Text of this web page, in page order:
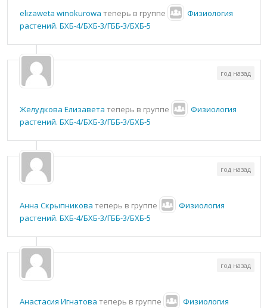
elizaweta winokurowa теперь в группе
Физиология
растений. БХБ-4/БХБ-3/ГББ-3/БХБ-5
Желудкова Елизавета теперь в группе
Физиология
растений. БХБ-4/БХБ-3/ГББ-3/БХБ-5
год назад
Анна Скрыпникова теперь в группе
Физиология
растений. БХБ-4/БХБ-3/ГББ-3/БХБ-5
год назад
Анастасия Игнатова теперь в группе
Физиология
год назад